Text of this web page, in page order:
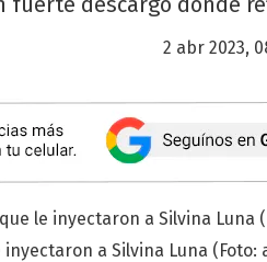
2 abr 2023,
a Silvina Luna (Foto: